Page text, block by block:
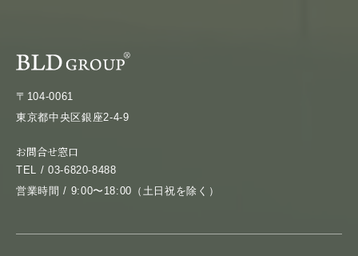
〒104-0061
東京都中央区銀座2-4-9
お問合せ窓口
TEL / 03-6820-8488
営業時間 / 9:00〜18:00（土日祝を除く）